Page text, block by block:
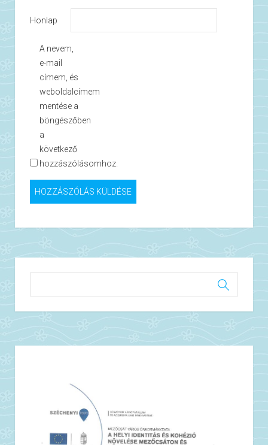
Honlap
A nevem,
e-mail
címem, és
weboldalcímem
mentése a
böngészőben
a
következő
hozzászólásomhoz.